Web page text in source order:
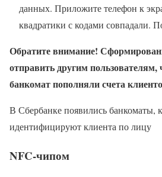
данных. Приложите телефон к
квадратики с кодами совпадали.
Обратите внимание!
отправить другим пользователям,
банкомат пополняли счета
В Сбербанке появились банкоматы,
идентифицируют клиента по лицу
NFC-чипом